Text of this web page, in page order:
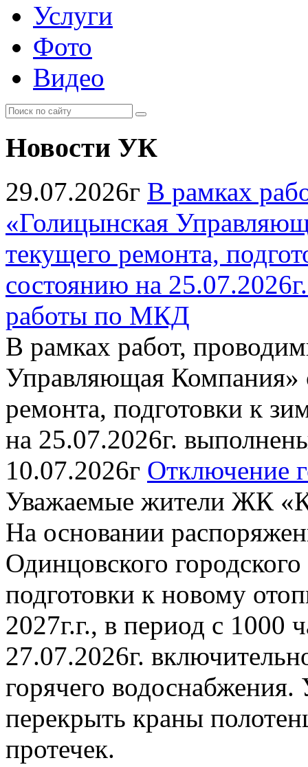
Услуги
Фото
Видео
Новости УК
29.07.2026г В рамках
«Голицынская
текущего ремонта,
состоянию на
работы по МКД
В рамках работ,
Управляющая Компания»
ремонта, подготовки к
на 25.07.2026г.
10.07.2026г Отключение
Уважаемые жители ЖК
На основании
Одинцовского
подготовки к новому
2027г.г., в период с 1000
27.07.2026г.
горячего водоснабжения.
перекрыть краны
протечек.